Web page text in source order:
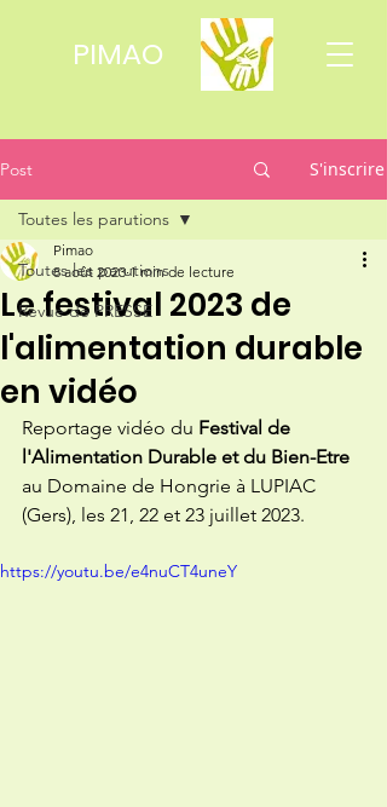
PIMAO
Post S'inscrire
Toutes les parutions
Revue de PRESSE
Toutes les parutions
Le festival 2023 de
l'alimentation durable
en vidéo
Pimao
8 août 2023 1 min de lecture
Reportage vidéo du Festival de
l'Alimentation Durable et du Bien-Etre
au Domaine de Hongrie à LUPIAC
(Gers), les 21, 22 et 23 juillet 2023.
https://youtu.be/e4nuCT4uneY